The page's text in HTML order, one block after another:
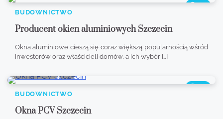
476
BUDOWNICTWO
Producent okien aluminiowych Szczecin
Okna aluminiowe cieszą się coraz większą popularnością wśród
inwestorów oraz właścicieli domów, a ich wybór […]
349
BUDOWNICTWO
Okna PCV Szczecin